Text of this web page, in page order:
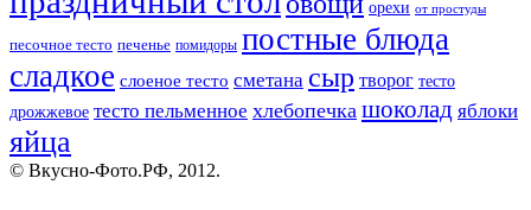
орехи от простуды
песочное тесто печенье помидоры постные блюда
сладкое слоеное тесто сметана сыр творог тесто
дрожжевое тесто пельменное хлебопечка шоколад яблоки
яйца
© Вкусно-Фото.РФ, 2012.